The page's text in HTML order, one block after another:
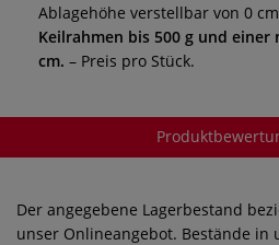
Ablagehöhe verstellbar von 0
Keilrahmen bis 500 g und einer
cm. – Preis pro Stück.
Der angegebene Lagerbestand
unser Onlineangebot. Bestände in